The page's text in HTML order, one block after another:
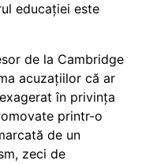
educației este
de la Cambridge
acuzațiilor că ar
în privința
printr-o
de un
zeci de